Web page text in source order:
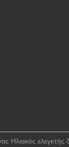
Ηλιακός